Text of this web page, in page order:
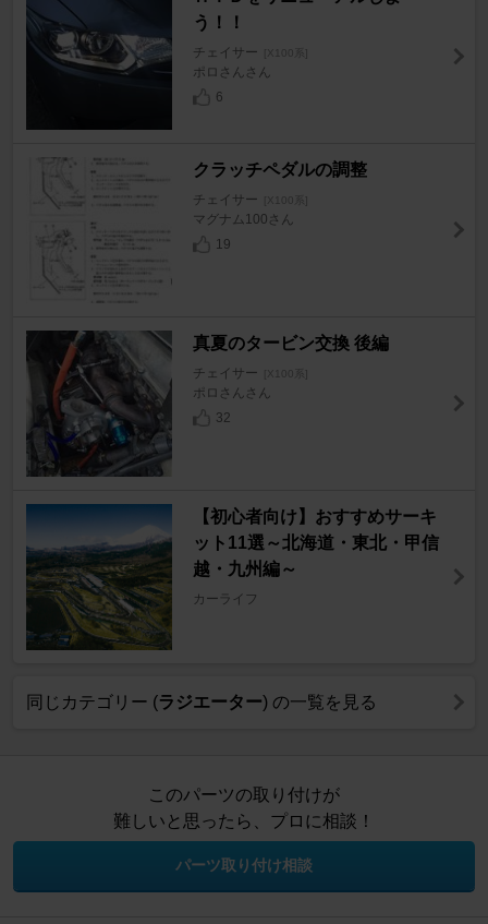
う！！
チェイサー [X100系]
ポロさんさん
6
クラッチペダルの調整
チェイサー [X100系]
マグナム100さん
19
真夏のタービン交換 後編
チェイサー [X100系]
ポロさんさん
32
【初心者向け】おすすめサーキ
ット11選～北海道・東北・甲信
越・九州編～
カーライフ
同じカテゴリー (ラジエーター) の一覧を見る
このパーツの取り付けが
難しいと思ったら、プロに相談！
パーツ取り付け相談